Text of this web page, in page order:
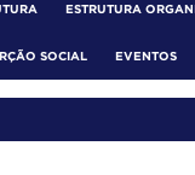
ESTRUTURA
SOCIAL EVENTOS